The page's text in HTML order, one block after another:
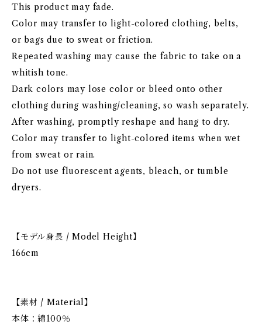
This product may fade.
Color may transfer to light-colored clothing, belts,
or bags due to sweat or friction.
Repeated washing may cause the fabric to take on a
whitish tone.
Dark colors may lose color or bleed onto other
clothing during washing/cleaning, so wash separately.
After washing, promptly reshape and hang to dry.
Color may transfer to light-colored items when wet
from sweat or rain.
Do not use fluorescent agents, bleach, or tumble
dryers.
【モデル身長 / Model Height】
166cm
【素材 / Material】
本体：綿100％